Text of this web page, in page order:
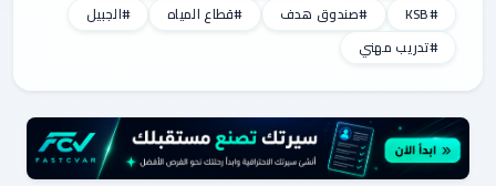
#KSB
#صندوق هدف #قطاع المياه
#الجبيل
#تدريب مهني